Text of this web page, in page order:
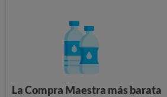
La Compra Maestra más barata